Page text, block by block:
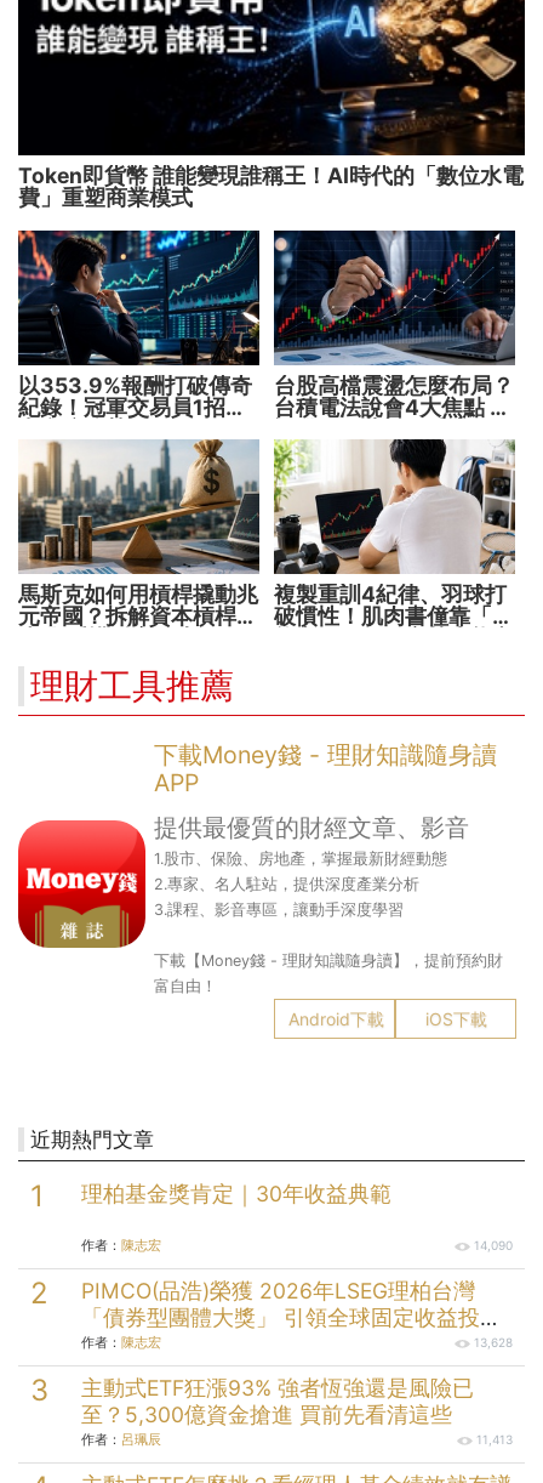
Token即貨幣 誰能變現誰稱王！AI時代的「數位水電
費」重塑商業模式
以353.9%報酬打破傳奇
紀錄！冠軍交易員1招抓
台股高檔震盪怎麼布局？
台積電法說會4大焦點 AI
馬斯克如何用槓桿撬動兆
元帝國？拆解資本槓桿5
複製重訓4紀律、羽球打
破慣性！肌肉書僮靠「動
理財工具推薦
下載Money錢 - 理財知識隨身讀
APP
提供最優質的財經文章、影音
1.股市、保險、房地產，掌握最新財經動態
2.專家、名人駐站，提供深度產業分析
3.課程、影音專區，讓動手深度學習
下載【Money錢 - 理財知識隨身讀】，提前預約財
富自由！
Android下載 iOS下載
近期熱門文章
理柏基金獎肯定｜30年收益典範
作者： 陳志宏 14,090
PIMCO(品浩)榮獲 2026年LSEG理柏台灣
「債券型團體大獎」 引領全球固定收益投資
逾半世紀的投資實力
作者： 陳志宏 13,628
主動式ETF狂漲93% 強者恆強還是風險已
至？5,300億資金搶進 買前先看清這些
作者： 呂珮辰 11,413